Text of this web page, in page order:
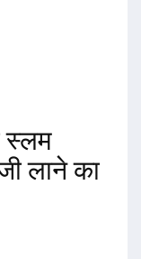
स्लम
लाने का